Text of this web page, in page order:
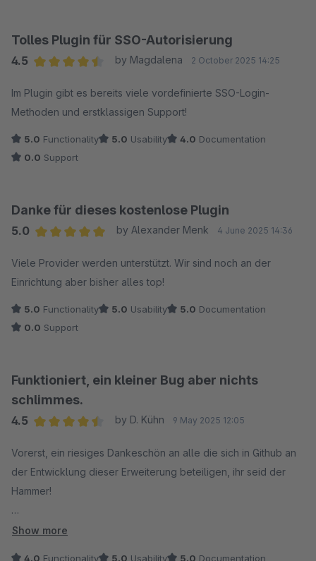
Auferstehungen inklusive. Wir würden gerne verstehen,
was konkret nicht funktioniert hat, um dir wirklich helfen
Dein Heptacom-Team
Tolles Plugin für SSO-Autorisierung
4.5
by Magdalena 2 October 2025 14:25
Im Plugin gibt es bereits viele vordefinierte SSO-Login-
Methoden und erstklassigen Support!
5.0 Functionality 5.0 Usability 4.0 Documentation
0.0 Support
Danke für dieses kostenlose Plugin
5.0
by Alexander Menk 4 June 2025 14:36
Viele Provider werden unterstützt. Wir sind noch an der
Einrichtung aber bisher alles top!
5.0 Functionality 5.0 Usability 5.0 Documentation
0.0 Support
Funktioniert, ein kleiner Bug aber nichts
schlimmes.
4.5
by D. Kühn 9 May 2025 12:05
Vorerst, ein riesiges Dankeschön an alle die sich in Github an
der Entwicklung dieser Erweiterung beteiligen, ihr seid der
Hammer!
Wir haben die Erweiterung mit einem "provisorischen" Fix
Show more
4.0 Functionality 5.0 Usability 5.0 Documentation